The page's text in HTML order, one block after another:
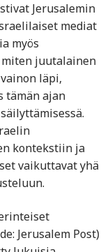
Jerusalemin
mediat
myös
juutalainen
läpi,
tämän ajan
kontekstiin ja
vaikuttavat yhä
Jerusalem Post)